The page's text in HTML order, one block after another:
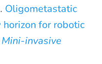
Oligometastatic
for robotic
Mini-invasive